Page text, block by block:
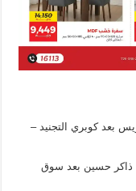
جسر السويس بعد كوبري التجنيد –
امتداد ذاكر حسين بعد سوق